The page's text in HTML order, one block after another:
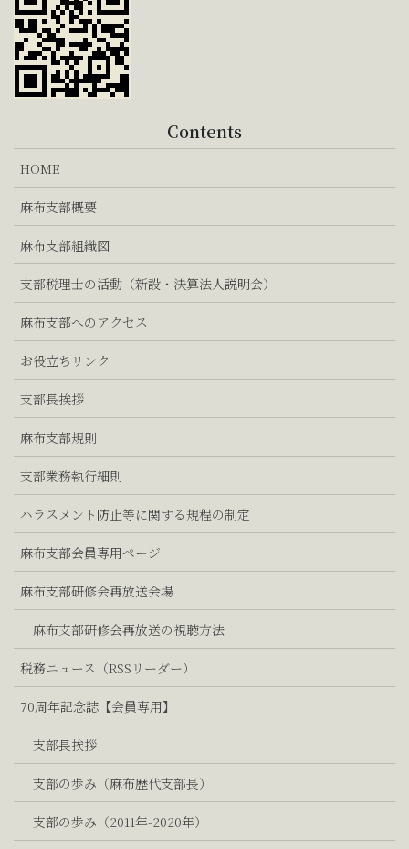
Contents
HOME
麻布支部概要
麻布支部組織図
支部税理士の活動（新設・決算法人説明会）
麻布支部へのアクセス
お役立ちリンク
支部長挨拶
麻布支部規則
支部業務執行細則
ハラスメント防止等に関する規程の制定
麻布支部会員専用ページ
麻布支部研修会再放送会場
麻布支部研修会再放送の視聴方法
税務ニュース（RSSリーダー）
70周年記念誌【会員専用】
支部長挨拶
支部の歩み（麻布歴代支部長）
支部の歩み（2011年-2020年）